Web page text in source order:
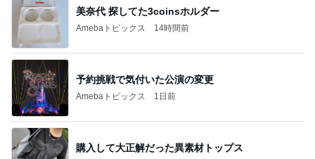
美奈代 探してた3coinsホルダー
Amebaトピックス 14時間前
予約挑戦で気付いた公演の変更
Amebaトピックス 1日前
購入して大正解だった異素材トップス